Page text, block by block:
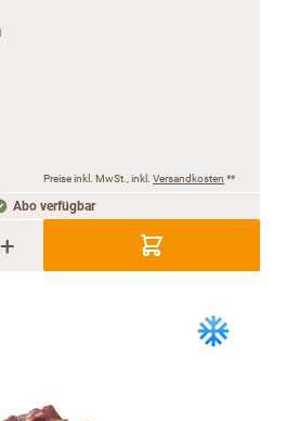
Preise inkl. MwSt., inkl. Versandkosten **
Abo verfügbar
+